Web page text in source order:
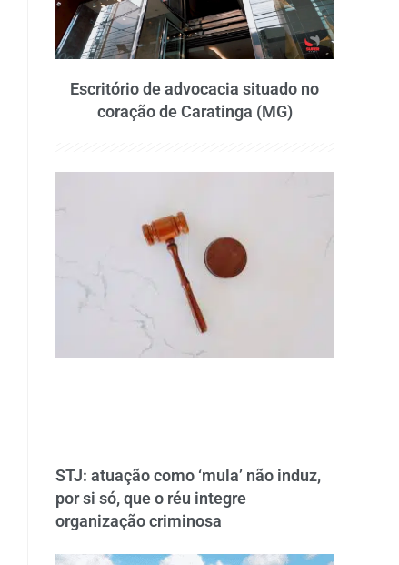
Escritório de advocacia situado no
coração de Caratinga (MG)
STJ: atuação como ‘mula’ não induz,
por si só, que o réu integre
organização criminosa